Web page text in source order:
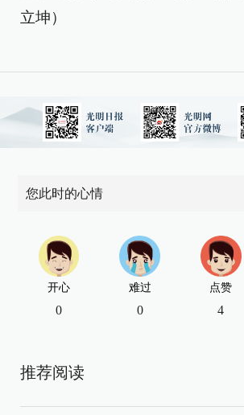
立坤）
您此时的心情
开心
0
难过
0
点赞
4
推荐阅读